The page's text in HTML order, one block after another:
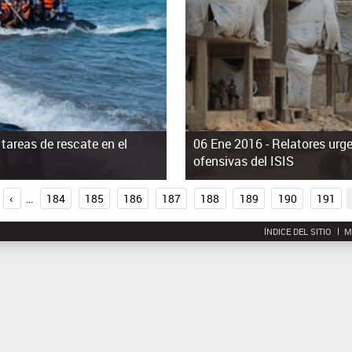
de rescate en el
06 Ene 2016 -Relatores
ofensivas del ISIS
‹ 184 185 186 187 188 189 190 191
ÍNDICE DEL SITIO